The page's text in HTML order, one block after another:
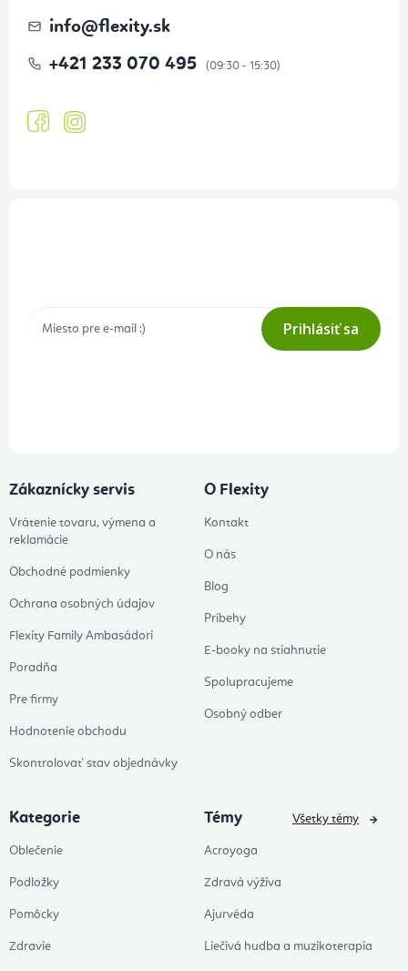
info@flexity.sk
+421 233 070 495
Prihlásiť sa
Zákaznícky servis
Vrátenie tovaru, výmena a
reklamácie
Obchodné podmienky
Ochrana osobných údajov
Flexity Family Ambasádori
Poradňa
Pre firmy
Hodnotenie obchodu
Skontrolovať stav objednávky
O Flexity
Kontakt
O nás
Blog
Príbehy
E-booky na stiahnutie
Spolupracujeme
Osobný odber
Kategorie
Oblečenie
Podložky
Pomôcky
Zdravie
Témy
Acroyoga
Zdravá výživa
Ajurvéda
Liečivá hudba a muzikoterapia
Všetky témy